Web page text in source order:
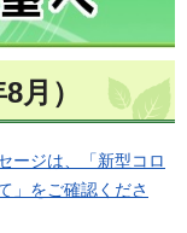
月）
ージは、「新型コロ
」をご確認くださ